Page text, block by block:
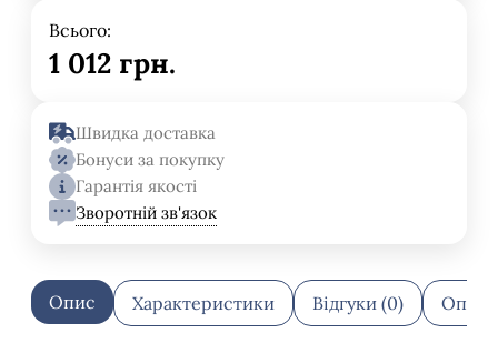
Всього:
1 012 грн.
Швидка доставка
Бонуси за покупку
Гарантія якості
Зворотній зв'язок
Опис Характеристики Відгуки (0)